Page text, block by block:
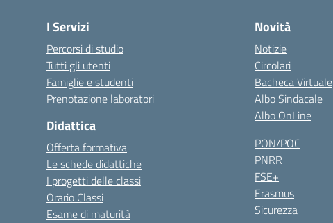
I Servizi
Percorsi di studio
Tutti gli utenti
Famiglie e studenti
Prenotazione laboratori
Didattica
Offerta formativa
Le schede didattiche
I progetti delle classi
Orario Classi
Esame di maturità
Novità
Notizie
Circolari
Bacheca Virtuale
Albo Sindacale
Albo OnLine
PON/POC
PNRR
FSE+
Erasmus
Sicurezza